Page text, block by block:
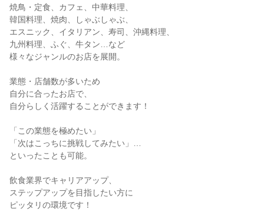
焼鳥・定食、カフェ、中華料理、
韓国料理、焼肉、しゃぶしゃぶ、
エスニック、イタリアン、寿司、沖縄料理、
九州料理、ふぐ、牛タン…など
様々なジャンルのお店を展開。
業態・店舗数が多いため
自分に合ったお店で、
自分らしく活躍することができます！
「この業態を極めたい」
「次はこっちに挑戦してみたい」…
といったことも可能。
飲食業界でキャリアアップ、
ステップアップを目指したい方に
ピッタリの環境です！